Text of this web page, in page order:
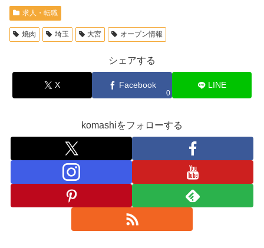
求人・転職
焼肉 埼玉 大宮 オープン情報
シェアする
X Facebook
0
LINE
komashiをフォローする